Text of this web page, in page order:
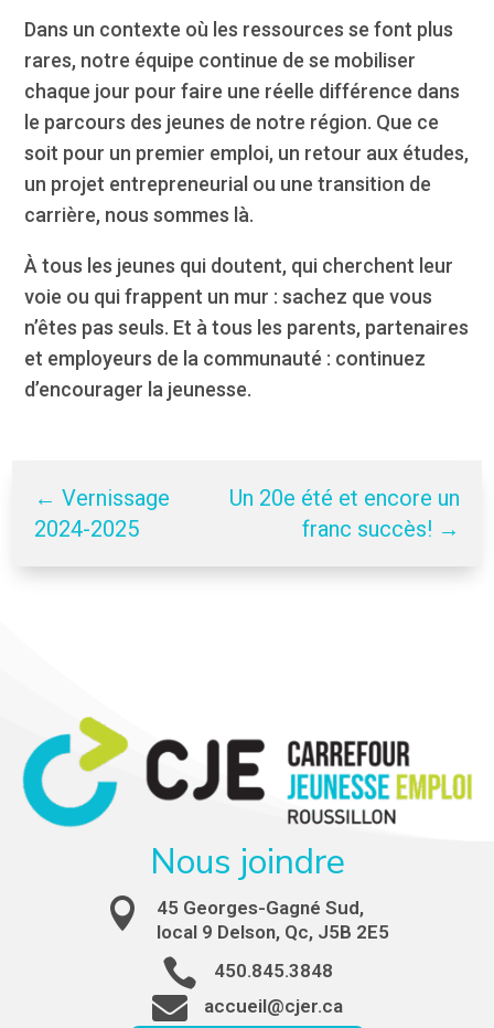
Dans un contexte où les ressources se font plus
rares, notre équipe continue de se mobiliser
chaque jour pour faire une réelle différence dans
le parcours des jeunes de notre région. Que ce
soit pour un premier emploi, un retour aux études,
un projet entrepreneurial ou une transition de
carrière, nous sommes là.
À tous les jeunes qui doutent, qui cherchent leur
voie ou qui frappent un mur : sachez que vous
n’êtes pas seuls. Et à tous les parents, partenaires
et employeurs de la communauté : continuez
d’encourager la jeunesse.
←Vernissage
2024-2025
Un 20e été et encore un
franc succès! →
Nous joindre

45 Georges-Gagné Sud,
local 9 Delson, Qc, J5B 2E5
 450.845.3848
 accueil@cjer.ca